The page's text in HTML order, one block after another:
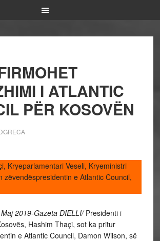
I ATLANTIC
PËR KOSOVËN
Kryeparlamentari Veseli, Kryeministri
zëvendëspresidentin e Atlantic Council,
2019-Gazeta DIELLI/Presidenti i
Hashim Thaçi, sot ka pritur
e Atlantic Council, Damon Wilson, së